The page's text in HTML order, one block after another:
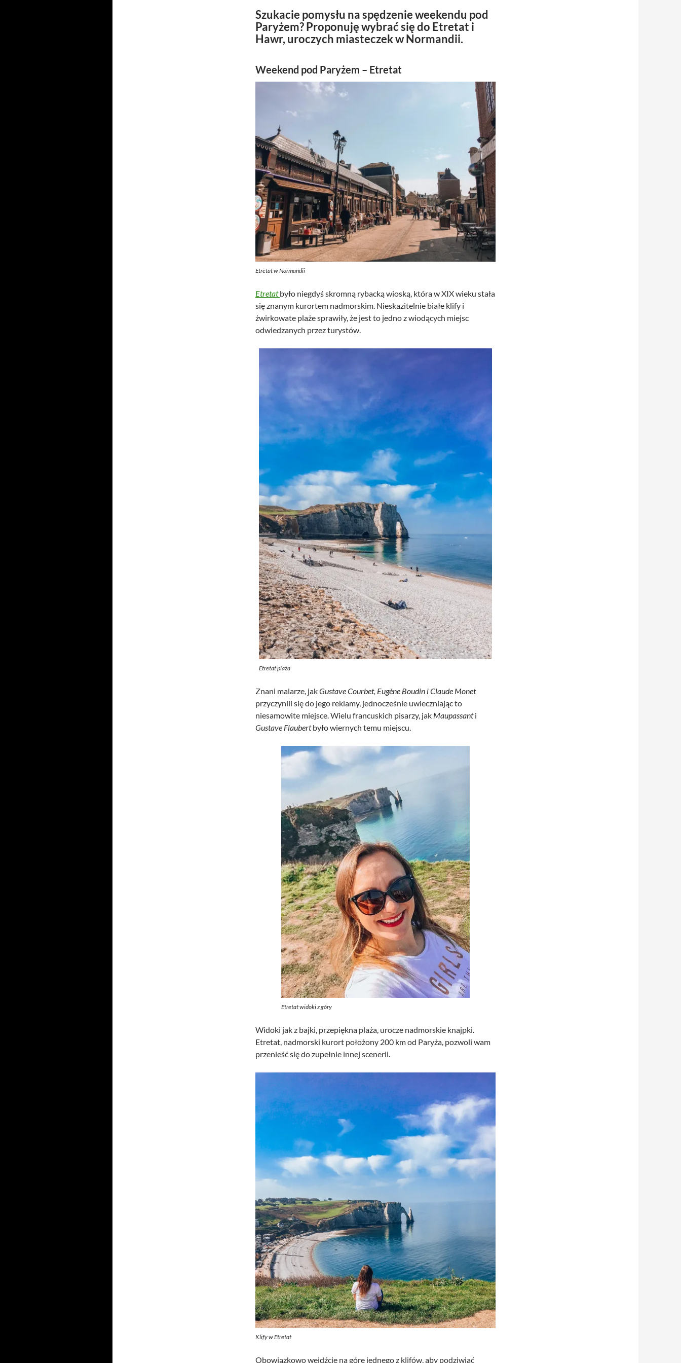
Szukacie pomysłu na spędzenie weekendu pod
Paryżem? Proponuję wybrać się do Etretat i
Hawr, uroczych miasteczek w Normandii.
Weekend pod Paryżem – Etretat
Etretat w Normandii
Etretatbyło niegdyś skromną rybacką wioską, która w XIX wieku stała
się znanym kurortem nadmorskim. Nieskazitelnie białe klify i
żwirkowate plaże sprawiły, że jest to jedno z wiodących miejsc
odwiedzanych przez turystów.
Etretat plaża
Znani malarze, jakGustave Courbet, Eugène Boudin i Claude Monet
przyczynili się do jego reklamy, jednocześnie uwieczniając to
niesamowite miejsce. Wielu francuskich pisarzy, jak Maupassanti
Gustave Flaubertbyło wiernych temu miejscu.
Etretat widoki z góry
Widoki jak z bajki, przepiękna plaża, urocze nadmorskie knajpki.
Etretat, nadmorski kurort położony 200 km od Paryża, pozwoli wam
przenieść się do zupełnie innej scenerii.
Klify w Etretat
Obowiązkowo wejdźcie na górę jednego z klifów, aby podziwiać